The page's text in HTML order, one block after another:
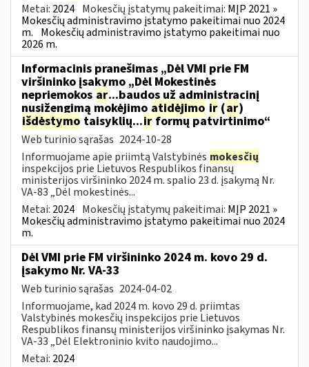
Metai: 2024 Mokesčių įstatymų pakeitimai: MĮP 2021 »
Mokesčių administravimo įstatymo pakeitimai nuo 2024
m. Mokesčių administravimo įstatymo pakeitimai nuo
2026 m.
Informacinis pranešimas „Dėl VMI prie FM
viršininko įsakymo „Dėl Mokestinės
nepriemokos ar...baudos už administracinį
nusižengimą mokėjimo atidėjimo ir (ar)
išdėstymo taisyklių...irformų patvirtinimo“
Web turinio sąrašas 2024-10-28
Informuojame apie priimtą Valstybinės mokesčių
inspekcijos prie Lietuvos Respublikos finansų
ministerijos viršininko 2024 m. spalio 23 d. įsakymą Nr.
VA-83 „Dėl mokestinės...
Metai: 2024 Mokesčių įstatymų pakeitimai: MĮP 2021 »
Mokesčių administravimo įstatymo pakeitimai nuo 2024
m.
Dėl VMI prie FM viršininko 2024 m. kovo 29 d.
įsakymo Nr. VA-33
Web turinio sąrašas 2024-04-02
Informuojame, kad 2024 m. kovo 29 d. priimtas
Valstybinės mokesčių inspekcijos prie Lietuvos
Respublikos finansų ministerijos viršininko įsakymas Nr.
VA-33 „Dėl Elektroninio kvito naudojimo...
Metai: 2024